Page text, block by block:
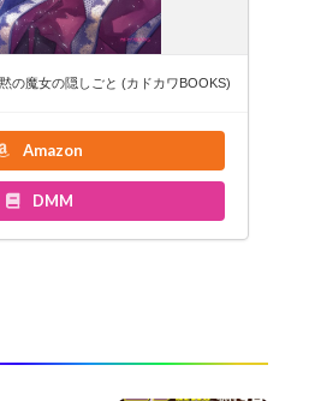
の魔女の隠しごと (カドカワBOOKS)
Amazon
DMM